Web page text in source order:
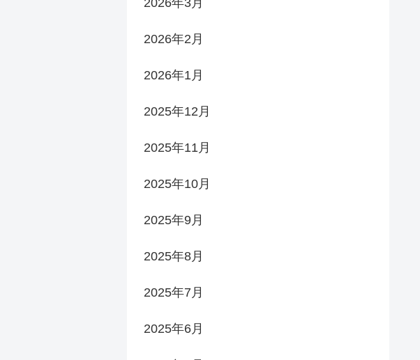
2026年3月
2026年2月
2026年1月
2025年12月
2025年11月
2025年10月
2025年9月
2025年8月
2025年7月
2025年6月